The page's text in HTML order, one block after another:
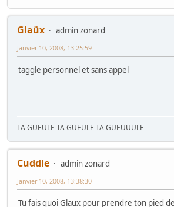
Glaüx
admin zonard
Janvier 10, 2008, 13:25:59
taggle personnel et sans appel
TA GUEULE TA GUEULE TA GUEUUULE
Cuddle
admin zonard
Janvier 10, 2008, 13:38:30
Tu fais quoi Glaux pour prendre ton pied